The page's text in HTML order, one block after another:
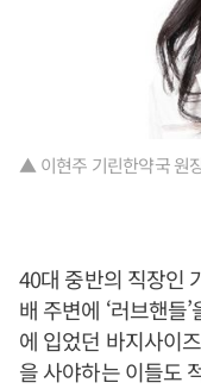
▲ 이현주 기린한약국 원
40대 중반의 직장인
배 주변에 ‘러브핸들
에 입었던 바지사이
을 사야하는 이들도